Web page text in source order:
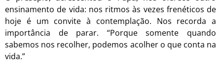
ensinamento de vida: nos ritmos às vezes frenéticos de
hoje é um convite à contemplação. Nos recorda a
importância de parar. “Porque somente quando
sabemos nos recolher, podemos acolher o que conta na
vida.”